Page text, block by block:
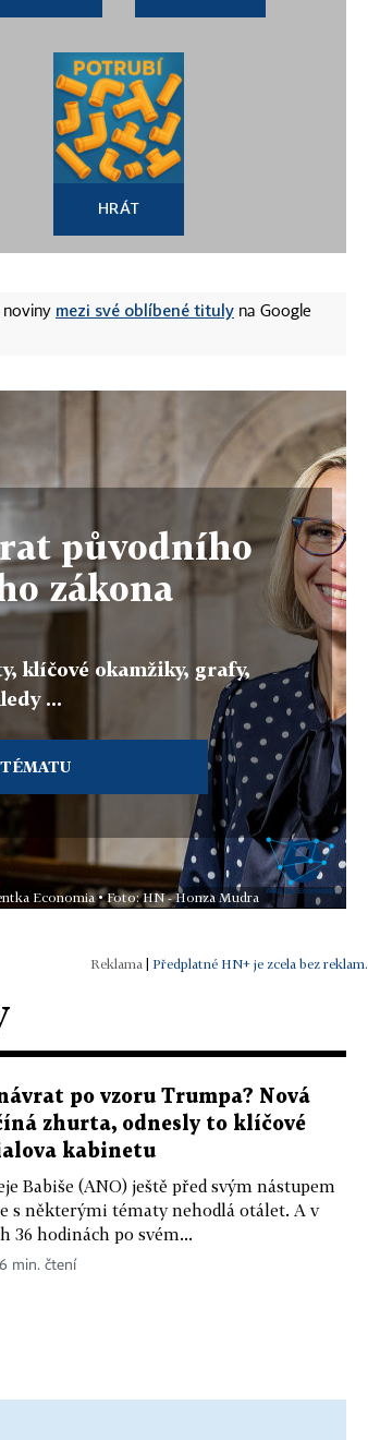
HRÁT
noviny mezi své oblíbené tituly na Google
původního
zákona
klíčové okamžiky, grafy,
...
Economia • Foto: HN - Honza Mudra
Předplatné HN+ je zcela bez reklam.
po vzoru Trumpa? Nová
zhurta, odnesly to klíčové
kabinetu
Babiše (ANO) ještě před svým nástupem
s některými tématy nehodlá otálet. A v
36 hodinách po svém...
6 min. čtení